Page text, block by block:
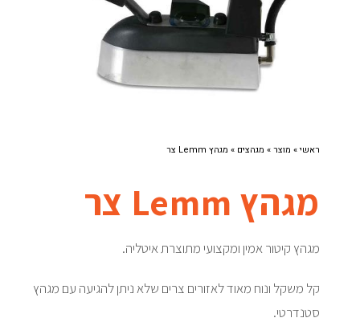
ראשי» מוצר» מגהצים » מגהץ Lemm צר
מגהץ Lemm צר
מגהץ קיטור אמין ומקצועי מתוצרת איטליה.
קל משקל ונוח מאוד לאזורים צרים שלא ניתן להגיעה עם מגהץ
סטנדרטי.